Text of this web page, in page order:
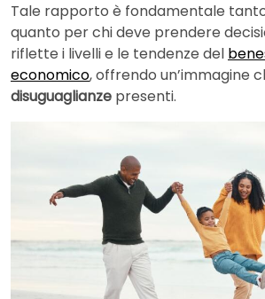
Tale rapporto è fondamentale
quanto per chi deve prendere
riflette i livelli e le tendenze del
economico, offrendo un’immagine
disuguaglianze presenti.